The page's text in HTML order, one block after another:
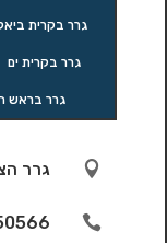
גרר בקרית
גרר בקרית ים
גרר בראש
 גרר
